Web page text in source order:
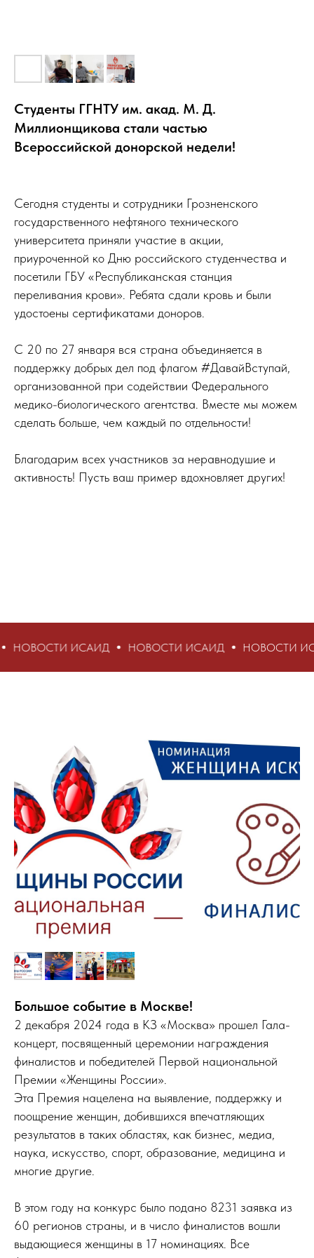
Студенты ГГНТУ им. акад. М. Д.
Миллионщикова стали частью
Всероссийской донорской недели!
Сегодня студенты и сотрудники Грозненского
государственного нефтяного технического
университета приняли участие в акции,
приуроченной ко Дню российского студенчества и
посетили ГБУ «Республиканская станция
переливания крови». Ребята сдали кровь и были
удостоены сертификатами доноров.
С 20 по 27 января вся страна объединяется в
поддержку добрых дел под флагом #ДавайВступай,
организованной при содействии Федерального
медико-биологического агентства. Вместе мы можем
сделать больше, чем каждый по отдельности!
Благодарим всех участников за неравнодушие и
активность! Пусть ваш пример вдохновляет других!
ИСАИД НОВОСТИ ИСАИД НОВОСТИ ИСАИД
Большое событие в Москве!
2 декабря 2024 года в КЗ «Москва» прошел Гала-
концерт, посвященный церемонии награждения
финалистов и победителей Первой национальной
Премии «Женщины России».
Эта Премия нацелена на выявление, поддержку и
поощрение женщин, добившихся впечатляющих
результатов в таких областях, как бизнес, медиа,
наука, искусство, спорт, образование, медицина и
многие другие.
В этом году на конкурс было подано 8231 заявка из
60 регионов страны, и в число финалистов вошли
выдающиеся женщины в 17 номинациях. Все